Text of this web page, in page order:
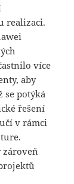
realizaci.
více
aby
potýká
řešení
v rámci
zároveň